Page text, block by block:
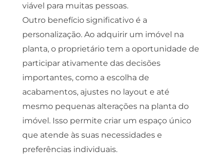
viável para muitas pessoas.
Outro benefício significativo é a
personalização. Ao adquirir um imóvel na
planta, o proprietário tem a oportunidade de
participar ativamente das decisões
importantes, como a escolha de
acabamentos, ajustes no layout e até
mesmo pequenas alterações na planta do
imóvel. Isso permite criar um espaço único
que atende às suas necessidades e
preferências individuais.